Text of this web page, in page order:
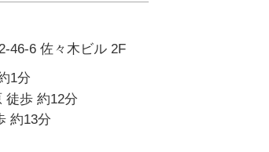
46-6 佐々木ビル 2F
1分
徒歩 約12分
約13分